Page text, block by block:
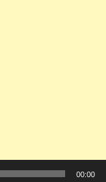
00:00